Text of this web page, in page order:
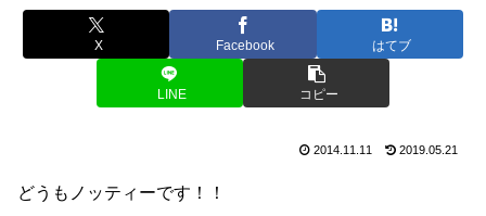
X Facebook はてブ
LINE コピー
2014.11.11 2019.05.21
どうもノッティーです！！